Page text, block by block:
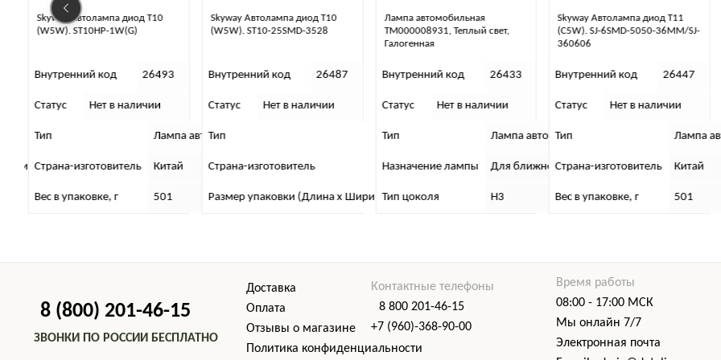
автомобильная
Skyway Автолампа диод T10
(W5W). ST10-25SMD-3528
Внутренний код 26487
Статус Нет в наличии
Тип Лампа автомобильная
Страна-изготовитель Китай
Размер упаковки (Длина х Ширина х Высота), см 7 x 5 x 1
Лампа автомобильная
ТМ000008931, Теплый свет,
Внутренний код 26433
Статус Нет в наличии
Тип Лампа автомобильная
Назначение лампы Для ближнего/дальнего света
Тип цоколя H3
Skyway Автолампа диод T11
(C5W). SJ-6SMD-5050-36MM/SJ-
360606
Внутренний код 26447
Статус Нет в наличии
Тип Лампа автомобильная
Страна-изготовитель Китай
Вес в упаковке, г 501
Лампа автомобильная
галогенная "Runway", H4 12В
60/55В
Внутренний код 26450
Статус Нет в наличии
Тип Лампа
Название Китай
Страна-изготовитель RW-H4
8 (800) 201-46-15
ЗВОНКИ ПО РОССИИ БЕСПЛАТНО
Доставка
Оплата
Отзывы о магазине
Политика конфиденциальности
Контактные телефоны
8 800 201-46-15
+7 (960)-368-90-00
Время работы
08:00 - 17:00 МСК
Мы онлайн 7/7
Электронная почта